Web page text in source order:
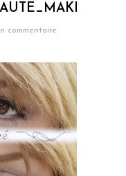
commentaire